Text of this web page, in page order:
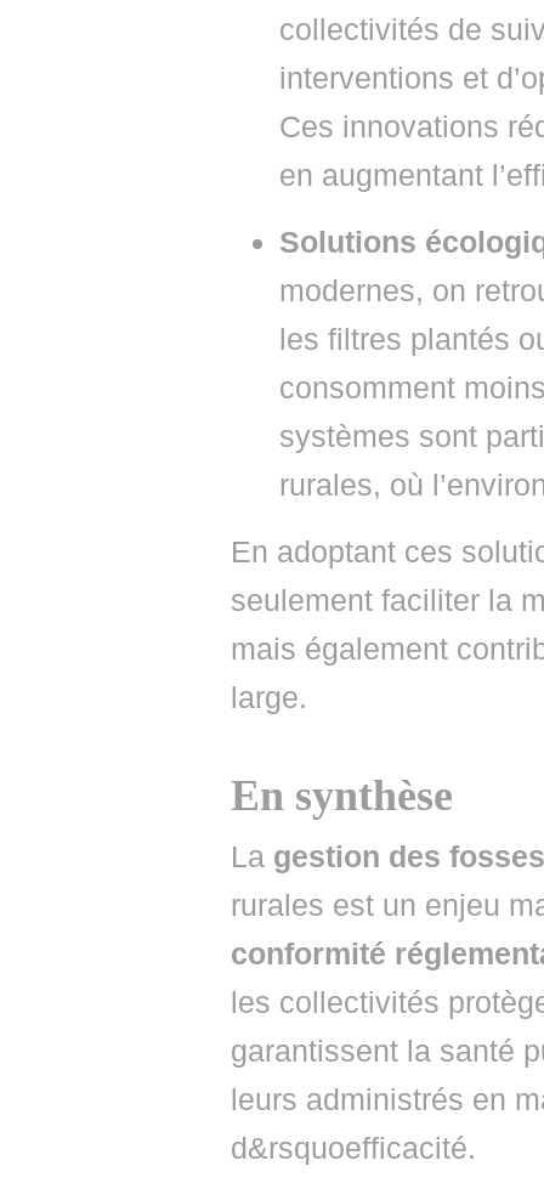
collectivités de
interventions et
Ces innovations
en augmentant
Solutions
modernes, on
les filtres plantés
consomment
systèmes sont
rurales, où
En adoptant ces
seulement faciliter la
mais également
large.
En synthèse
La gestion des
rurales est un enjeu
conformité
les collectivités
garantissent la santé
leurs administrés en
d&rsquoefficacité.